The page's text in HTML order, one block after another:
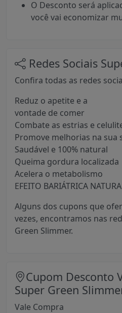
O Desconto será
você vai economizar
Redes Sociais
Confira todas as redes
Reduz o apetite e a
vontade de comer
Combate as estrias e
Promove melhorias na sua
Saudável e 100% natural
Queima gordura localizada
Acelera o metabolismo
EFEITO BARIÁTRICA
Alguns dos cupons que
vezes, encontramos nas
Green Slimmer.
Cupom Desconto
Super Green
Vale Compra